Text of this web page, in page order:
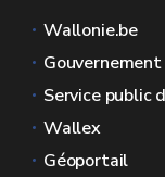
Wallonie.be
Service public
Wallex
Géoportail